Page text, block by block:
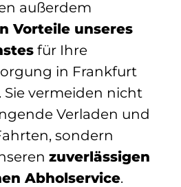
außerdem
Vorteile unseres
für Ihre
in Frankfurt
Sie vermeiden nicht
Verladen und
sondern
zuverlässigen
Abholservice.